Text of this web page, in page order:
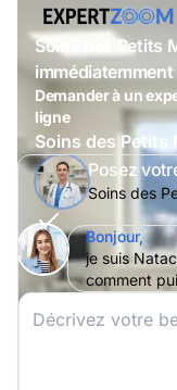
Soins des Petits
Demander à un
ligne
Soins des Petits
Posez
Soins des
Bonjour,
je suis
comment